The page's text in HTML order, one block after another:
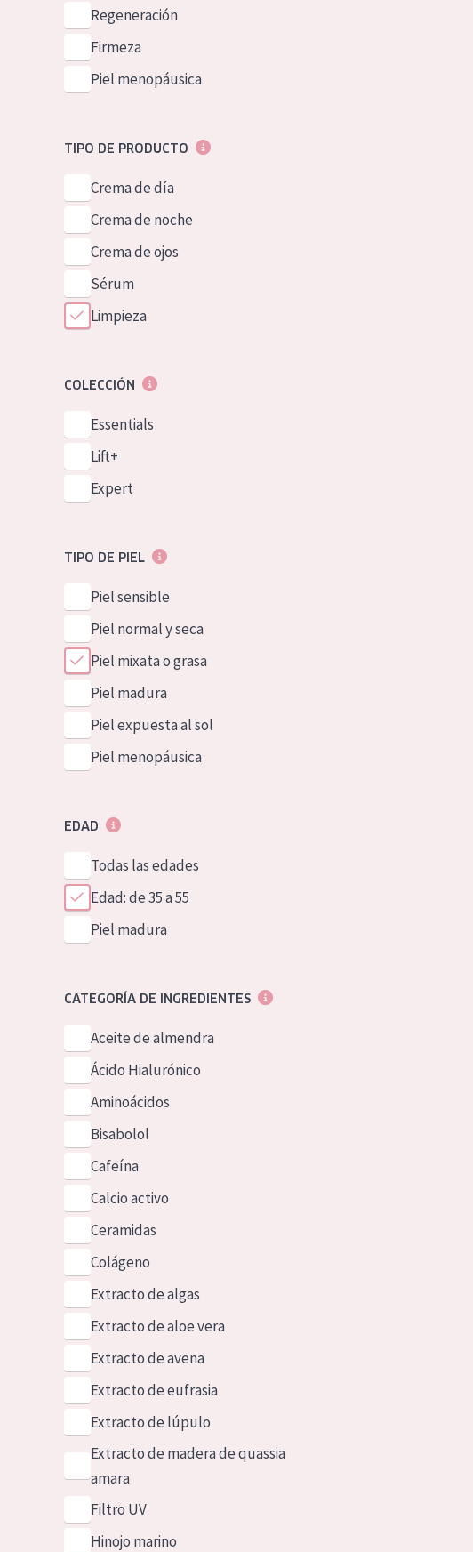
German
Spanish
Greek
Regeneración
Firmeza
Piel menopáusica
TIPO DE PRODUCTO
Crema de día
Crema de noche
Crema de ojos
Sérum
Limpieza
COLECCIÓN
Essentials
Lift+
Expert
TIPO DE PIEL
Piel sensible
Piel normal y seca
Piel mixata o grasa
Piel madura
Piel expuesta al sol
Piel menopáusica
EDAD
Todas las edades
Edad: de 35 a 55
Piel madura
CATEGORÍA DE INGREDIENTES
Aceite de almendra
Ácido Hialurónico
Aminoácidos
Bisabolol
Cafeína
Calcio activo
Ceramidas
Colágeno
Extracto de algas
Extracto de aloe vera
Extracto de avena
Extracto de eufrasia
Extracto de lúpulo
Extracto de madera de quassia
amara
Filtro UV
Hinojo marino